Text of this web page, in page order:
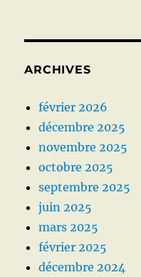
ARCHIVES
février 2026
décembre 2025
novembre 2025
octobre 2025
septembre 2025
juin 2025
mars 2025
février 2025
décembre 2024